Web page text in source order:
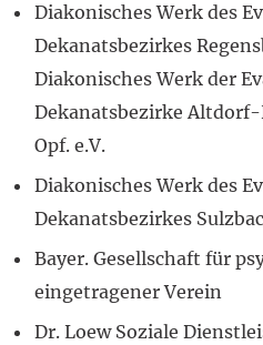
Diakonisches Werk des
Dekanatsbezirkes
Diakonisches Werk der
Dekanatsbezirke
Opf. e.V.
Diakonisches Werk des
Dekanatsbezirkes
Bayer. Gesellschaft für
eingetragener Verein
Dr. Loew Soziale